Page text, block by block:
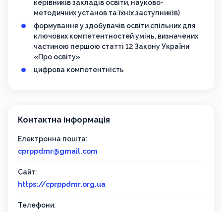
керівників закладів освіти, науково-
методичних установ та їхніх заступників)
формування у здобувачів освіти спільних для
ключових компетентностей умінь, визначених
частиною першою статті 12 Закону України
«Про освіту»
цифрова компетентність
Контактна інформація
Електронна пошта:
cprppdmr@gmail.com
Сайт:
https://cprppdmr.org.ua
Телефони: